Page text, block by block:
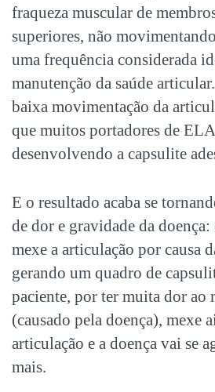
fraqueza muscular de
superiores, não
uma frequência considerada
manutenção da saúde
baixa movimentação da
que muitos portadores de
desenvolvendo a capsulite
E o resultado acaba se
de dor e gravidade da doença:
mexe a articulação por causa
gerando um quadro de
paciente, por ter muita dor ao
(causado pela doença), mexe
articulação e a doença vai se
mais.